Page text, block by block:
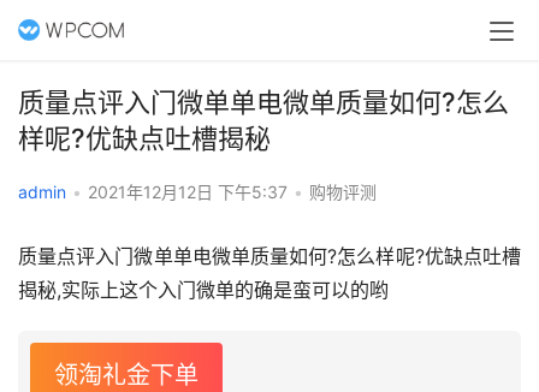
质量点评入门微单单电微单质量如何?怎么
样呢?优缺点吐槽揭秘
admin • 2021年12月12日 下午5:37 • 购物评测
质量点评入门微单单电微单质量如何?怎么样呢?优缺点吐槽
揭秘,实际上这个入门微单的确是蛮可以的哟
领淘礼金下单